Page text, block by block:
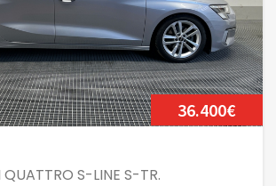
36.400€
S-LINE S-TR.